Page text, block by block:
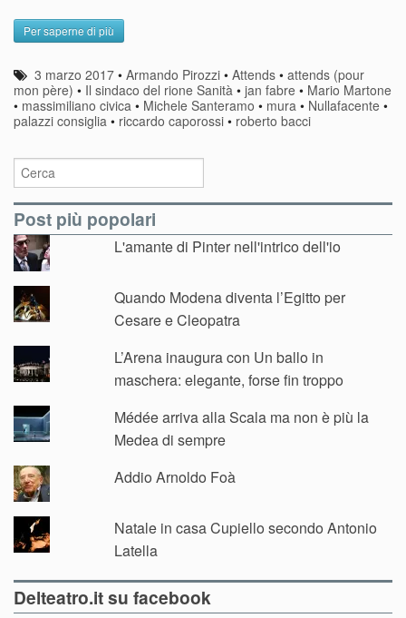
Per saperne di più
3 marzo 2017 •Armando Pirozzi •Attends •attends (pour
mon père) • Il sindaco del rione Sanità • jan fabre • Mario Martone
• massimiliano civica • Michele Santeramo • mura • Nullafacente •
palazzi consiglia • riccardo caporossi • roberto bacci
Post più popolari
L'amante di Pinter nell'intrico dell'io
Quando Modena diventa l’Egitto per
Cesare e Cleopatra
L’Arena inaugura con Un ballo in
maschera: elegante, forse fin troppo
Médée arriva alla Scala ma non è più la
Medea di sempre
Addio Arnoldo Foà
Natale in casa Cupiello secondo Antonio
Latella
Delteatro.it su facebook